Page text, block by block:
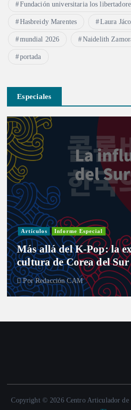
Fundación universitaria los
Hasbreidy Marentes Laura
mundial 2026 Naidelith
portada
Especiales
Artículos Informe Especial
Más allá del K-Pop: la
cultura de Corea del
PorRedacción CAM
Copyright © 2026 Centro Articulador de